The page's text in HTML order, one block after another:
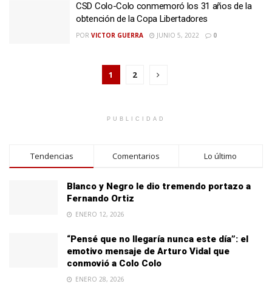
CSD Colo-Colo conmemoró los 31 años de la
obtención de la Copa Libertadores
POR VICTOR GUERRA JUNIO 5, 2022 0
1 2
PUBLICIDAD
Tendencias Comentarios Lo último
Blanco y Negro le dio tremendo portazo a
Fernando Ortiz
ENERO 12, 2026
“Pensé que no llegaría nunca este día”: el
emotivo mensaje de Arturo Vidal que
conmovió a Colo Colo
ENERO 28, 2026